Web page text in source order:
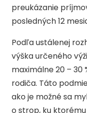
preukázanie
posledných 12
Podľa ustálenej
výška určeného
maximálne 20 – 30
rodiča. Táto
ako je možné sa
o strop, ku